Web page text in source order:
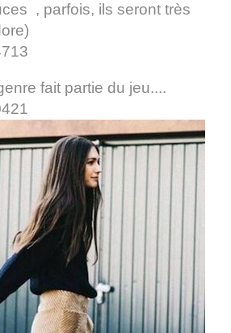
, parfois, ils seront très
fait partie du jeu....